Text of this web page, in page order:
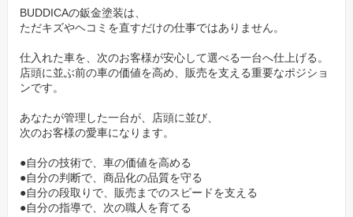
工場長候補として期待しているのは、
一番手が早い職人として、すべての作業を一人で抱えることでは
ありません。
もちろん、必要に応じて現場で手を動かしていただきます。
ただし、それ以上に大切なのは、工場全体で品質を出せる状態を
つくることです。
●どの車を、どこまで直すべきか
●どの作業を、誰に任せるべきか
●どの順番で進めると効率が良いか
BUDDICAの鈑金塗装は、
ただキズやヘコミを直すだけの仕事ではありません。
仕入れた車を、次のお客様が安心して選べる一台へ仕上げる。
店頭に並ぶ前の車の価値を高め、販売を支える重要なポジショ
ンです。
あなたが管理した一台が、店頭に並び、
次のお客様の愛車になります。
●自分の技術で、車の価値を高める
●自分の判断で、商品化の品質を守る
●自分の段取りで、販売までのスピードを支える
●自分の指導で、次の職人を育てる